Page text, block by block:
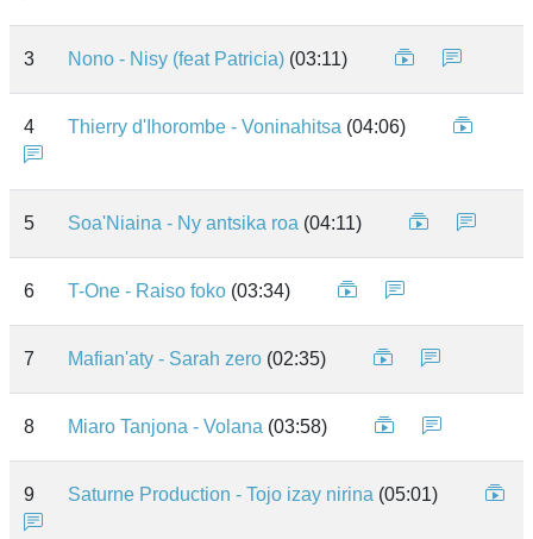
3 Nono - Nisy (feat Patricia) (03:11)
4 Thierry d'Ihorombe - Voninahitsa (04:06)
5 Soa'Niaina - Ny antsika roa (04:11)
6 T-One - Raiso foko (03:34)
7 Mafian'aty - Sarah zero (02:35)
8 Miaro Tanjona - Volana (03:58)
9 Saturne Production - Tojo izay nirina (05:01)